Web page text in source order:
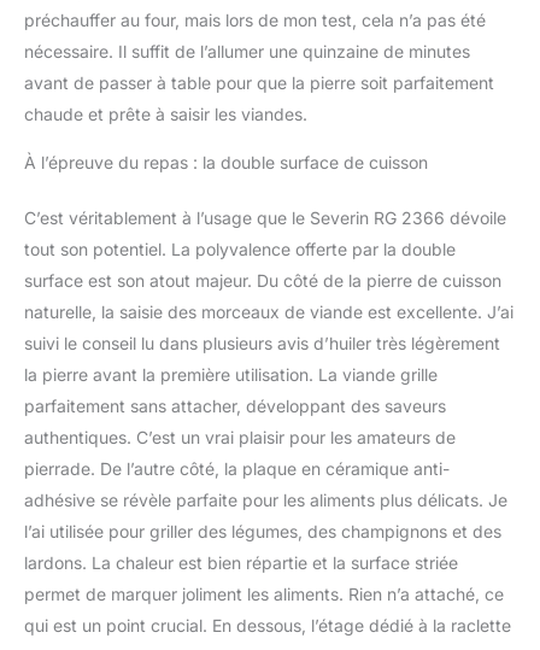
préchauffer au four, mais lors de mon test, cela n’a pas été
nécessaire. Il suffit de l’allumer une quinzaine de minutes
avant de passer à table pour que la pierre soit parfaitement
chaude et prête à saisir les viandes.
À l’épreuve du repas : la double surface de cuisson
C’est véritablement à l’usage que le Severin RG 2366 dévoile
tout son potentiel. La polyvalence offerte par la double
surface est son atout majeur. Du côté de la pierre de cuisson
naturelle, la saisie des morceaux de viande est excellente. J’ai
suivi le conseil lu dans plusieurs avis d’huiler très légèrement
la pierre avant la première utilisation. La viande grille
parfaitement sans attacher, développant des saveurs
authentiques. C’est un vrai plaisir pour les amateurs de
pierrade. De l’autre côté, la plaque en céramique anti-
adhésive se révèle parfaite pour les aliments plus délicats. Je
l’ai utilisée pour griller des légumes, des champignons et des
lardons. La chaleur est bien répartie et la surface striée
permet de marquer joliment les aliments. Rien n’a attaché, ce
qui est un point crucial. En dessous, l’étage dédié à la raclette